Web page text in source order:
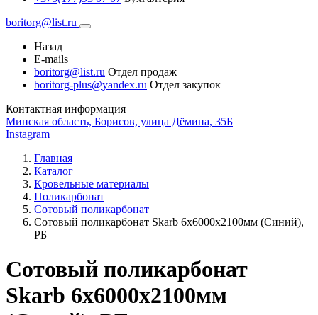
boritorg@list.ru
Назад
E-mails
boritorg@list.ru Отдел продаж
boritorg-plus@yandex.ru Отдел закупок
Контактная информация
Минская область, Борисов, улица Дёмина, 35Б
Instagram
Главная
Каталог
Кровельные материалы
Поликарбонат
Сотовый поликарбонат
Сотовый поликарбонат Skarb 6х6000х2100мм (Синий),
РБ
Сотовый поликарбонат
Skarb 6х6000х2100мм